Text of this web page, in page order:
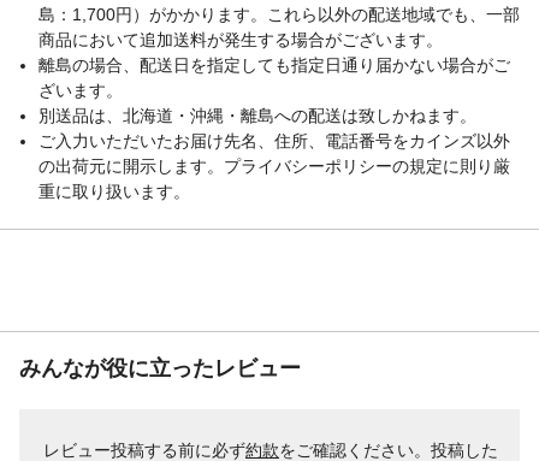
島：1,700円）がかかります。これら以外の配送地域でも、一部
商品において追加送料が発生する場合がございます。
離島の場合、配送日を指定しても指定日通り届かない場合がご
ざいます。
別送品は、北海道・沖縄・離島への配送は致しかねます。
ご入力いただいたお届け先名、住所、電話番号をカインズ以外
の出荷元に開示します。プライバシーポリシーの規定に則り厳
重に取り扱います。
みんなが役に立ったレビュー
レビュー投稿する前に必ず約款をご確認ください。投稿した